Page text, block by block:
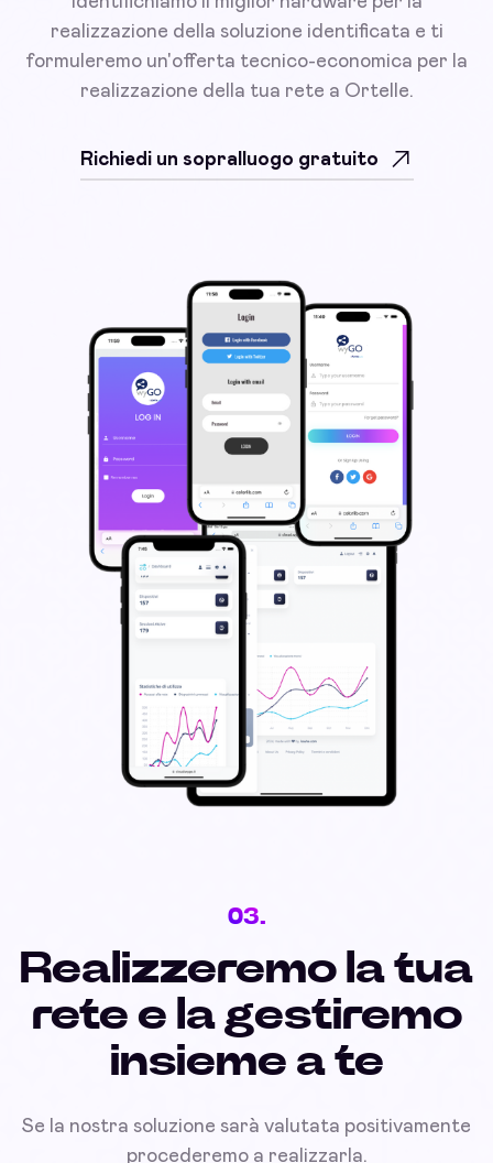
realizzazione della soluzione identificata e ti
formuleremo un'offerta tecnico-economica per la
realizzazione della tua rete a Ortelle.
Richiedi un sopralluogo gratuito
03.
Realizzeremo la tua
rete e la gestiremo
insieme a te
Se la nostra soluzione sarà valutata positivamente
procederemo a realizzarla.